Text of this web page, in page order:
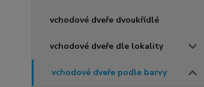
vchodové dveře dvoukřídlé
vchodové dveře dle lokality
vchodové dveře podle barvy